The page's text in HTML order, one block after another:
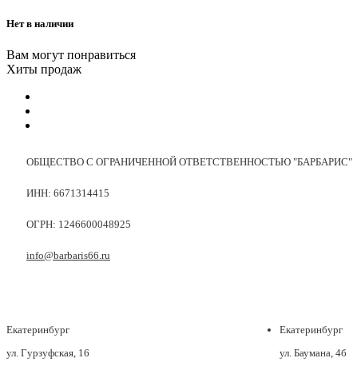
Нет в наличии
Вам могут понравиться
Хиты продаж
ОБЩЕСТВО С ОГРАНИЧЕННОЙ ОТВЕТСТВЕННОСТЬЮ "БАРБАРИС"
ИНН: 6671314415
ОГРН: 1246600048925
info@barbaris66.ru
Екатеринбург
ул. Гурзуфская, 16
Екатеринбург
ул. Баумана, 4б